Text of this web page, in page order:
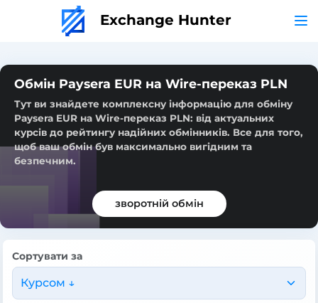
Exchange Hunter
Обмін Paysera EUR на Wire-переказ PLN
Тут ви знайдете комплексну інформацію для обміну
Paysera EUR на Wire-переказ PLN: від актуальних
курсів до рейтингу надійних обмінників. Все для того,
щоб ваш обмін був максимально вигідним та
безпечним.
зворотній обмін
Сортувати за
Курсом ↓